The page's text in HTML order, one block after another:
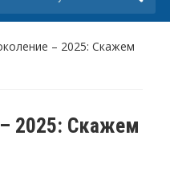
– 2025: Скажем
2025: Скажем